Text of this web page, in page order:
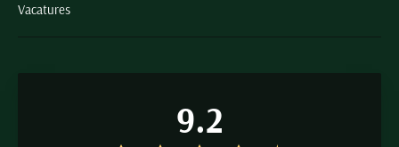
Vacatures
9.2